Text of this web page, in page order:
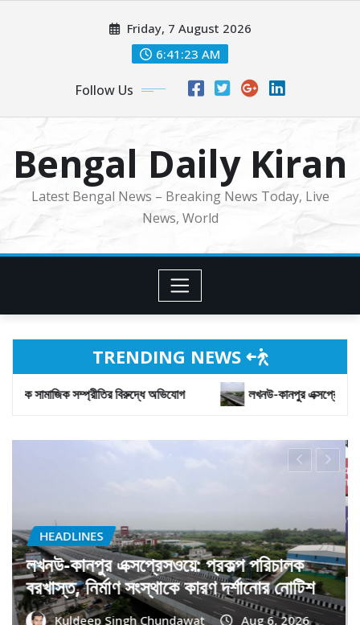
Friday, 7 August 2026
6:41:25 AM
Follow Us
Bengal Daily Kiran
Latest Bengal News – Breaking News Today, Live
News, World
TRENDING NEWS
লখনউ-কানপুর এক্সপ্রেসওয়ে: প্রকল্প পরিচালক বরখাস্ত, নির্মাণ সংস্থাকে কারণ
বাধা দেওয়ার অভিযোগ
HEADLINES
দিল্লি পুলিশের
৪ জন গ্রেফতার